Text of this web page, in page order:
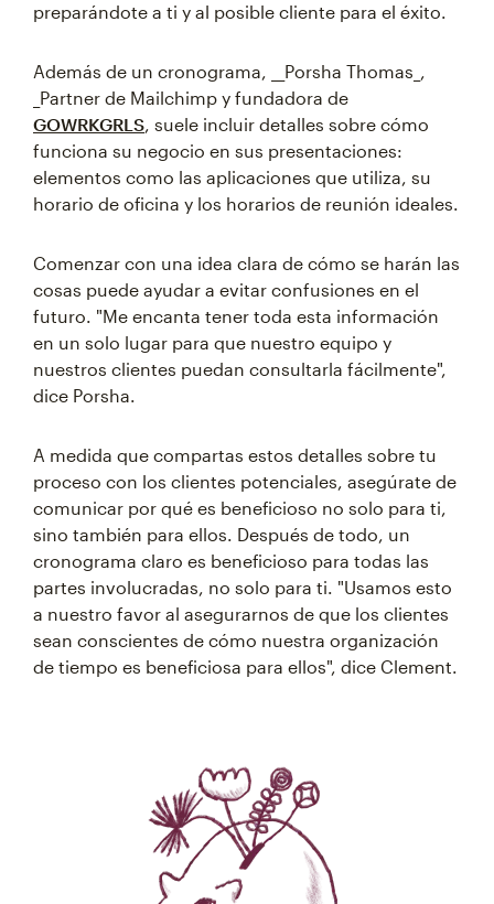
preparándote a ti y al posible cliente para el éxito.
Además de un cronograma, __Porsha Thomas_,
_Partner de Mailchimp y fundadora de
GOWRKGRLS, suele incluir detalles sobre cómo
funciona su negocio en sus presentaciones:
elementos como las aplicaciones que utiliza, su
horario de oficina y los horarios de reunión ideales.
Comenzar con una idea clara de cómo se harán las
cosas puede ayudar a evitar confusiones en el
futuro. "Me encanta tener toda esta información
en un solo lugar para que nuestro equipo y
nuestros clientes puedan consultarla fácilmente",
dice Porsha.
A medida que compartas estos detalles sobre tu
proceso con los clientes potenciales, asegúrate de
comunicar por qué es beneficioso no solo para ti,
sino también para ellos. Después de todo, un
cronograma claro es beneficioso para todas las
partes involucradas, no solo para ti. "Usamos esto
a nuestro favor al asegurarnos de que los clientes
sean conscientes de cómo nuestra organización
de tiempo es beneficiosa para ellos", dice Clement.